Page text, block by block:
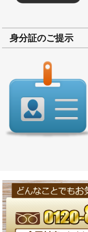
身分証のご提示